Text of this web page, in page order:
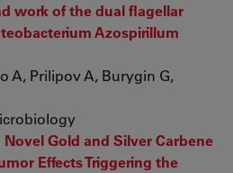
work of the dual flagellar
Azospirillum
A, Prilipov A, Burygin G,
Novel Gold and Silver Carbene
Effects Triggering the